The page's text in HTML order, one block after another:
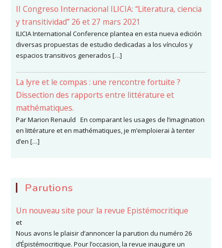
II Congreso Internacional ILICIA: “Literatura, ciencia
y transitividad” 26 et 27 mars 2021
ILICIA International Conference plantea en esta nueva edición
diversas propuestas de estudio dedicadas a los vínculos y
espacios transitivos generados […]
La lyre et le compas : une rencontre fortuite ?
Dissection des rapports entre littérature et
mathématiques.
Par Marion Renauld En comparant les usages de l’imagination
en littérature et en mathématiques, je m’emploierai à tenter
d’en […]
Parutions
Un nouveau site pour la revue Epistémocritique
et
Nous avons le plaisir d’annoncer la parution du numéro 26
d’Épistémocritique. Pour l’occasion, la revue inaugure un